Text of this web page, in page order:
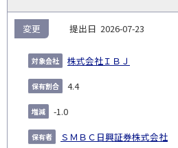
2026-07-23
株式会社ＩＢＪ
変更
4.4
-1.0
ＳＭＢＣ日興証券株式会社